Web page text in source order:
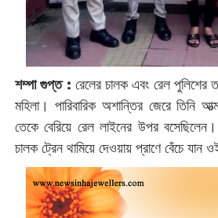
শম্পা গুপ্ত : ‌রেলের চালক এবং রেল পুলিশের
মহিলা। পারিবারিক অশান্তির জেরে তিনি
তেকে বেরিয়ে রেল লাইনের উপর
চালক ট্রেন থামিয়ে দেওয়ায় প্রাণে বেঁচে যান